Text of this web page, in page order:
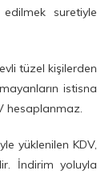
suretiyle
tüzel kişilerden
istisna
hesaplanmaz.
yüklenilen KDV,
İndirim yoluyla